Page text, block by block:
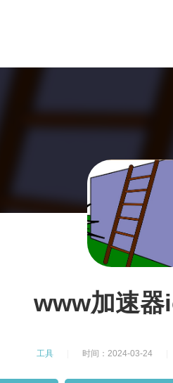
www加速器
工具 时间：2024-03-24